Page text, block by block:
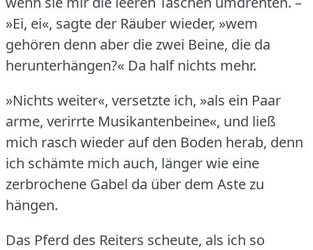
»Ei, ei«, sagte der Räuber wieder, »wem
gehören denn aber die zwei Beine, die da
herunterhängen?« Da half nichts mehr.
»Nichts weiter«, versetzte ich, »als ein Paar
arme, verirrte Musikantenbeine«, und ließ
mich rasch wieder auf den Boden herab, denn
ich schämte mich auch, länger wie eine
zerbrochene Gabel da über dem Aste zu
hängen.
Das Pferd des Reiters scheute, als ich so